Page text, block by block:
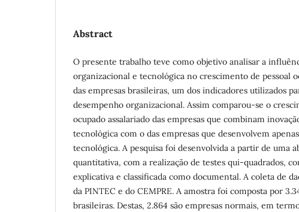
Abstract
O presente trabalho teve como objetivo analisar a
organizacional e tecnológica no crescimento de pessoal
das empresas brasileiras, um dos indicadores utilizados
desempenho organizacional. Assim comparou-se o
ocupado assalariado das empresas que combinam
tecnológica com o das empresas que desenvolvem
tecnológica. A pesquisa foi desenvolvida a partir de uma
quantitativa, com a realização de testes qui-quadrados,
explicativa e classificada como documental. A coleta de
da PINTEC e do CEMPRE. A amostra foi composta por
brasileiras. Destas, 2.864 são empresas normais, em